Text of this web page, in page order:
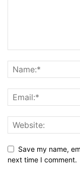
Save my name,
next time I comment.